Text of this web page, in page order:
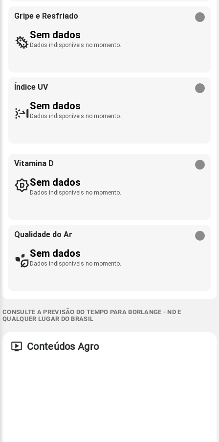
Gripe e Resfriado
Sem dados
Dados indisponíveis no momento.
Índice UV
Sem dados
Dados indisponíveis no momento.
Vitamina D
Sem dados
Dados indisponíveis no momento.
Qualidade do Ar
Sem dados
Dados indisponíveis no momento.
CONSULTE A PREVISÃO DO TEMPO PARA BORLANGE - ND E
QUALQUER LUGAR DO BRASIL
Conteúdos Agro